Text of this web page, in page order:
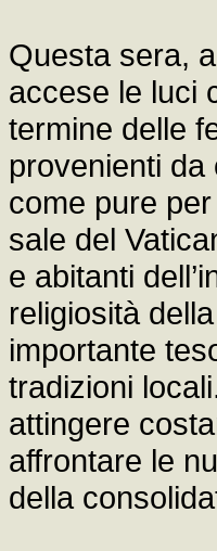
Questa sera,
accese le luci
termine delle
provenienti
come pure
sale del
e abitanti
religiosità
importante
tradizioni
attingere
affrontare le
della